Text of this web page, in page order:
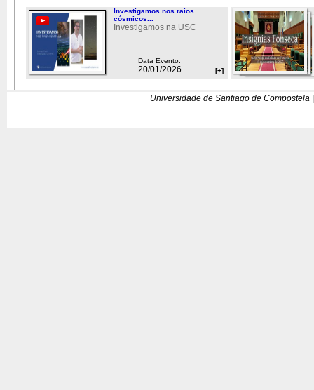
Investigamos nos raios
cósmicos...
Investigamos na USC
Data Evento:
20/01/2026 [+]
Universidade de Santiago de